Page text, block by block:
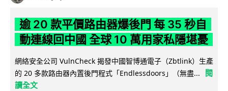
逾 20 款平價路由器爆後門 每 35 秒自
動連線回中國 全球 10 萬用家私隱堪憂
網絡安全公司 VulnCheck 揭發中國智博通電子（Zbtlink）生產
的 20 多款路由器內置後門程式「Endlessdoors」（無盡...
閱
讀全文